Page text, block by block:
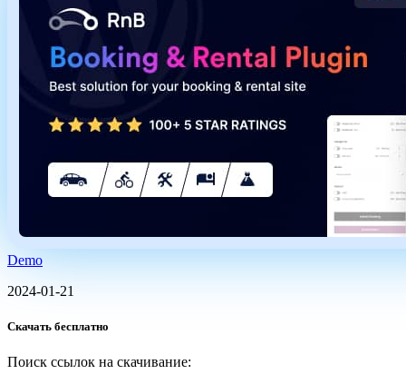
Demo
2024-01-21
Скачать бесплатно
Поиск ссылок на скачивание: